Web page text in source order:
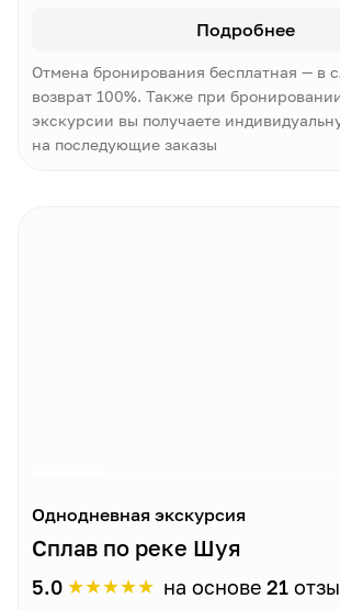
Подробнее
Отмена бронирования бесплатная — в
возврат 100%. Также при
экскурсии вы получаете
на последующие заказы
Однодневная экскурсия
Сплав по реке Шуя
5.0 ★★★★★ на основе 21